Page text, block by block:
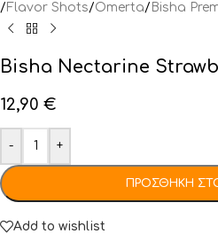
/Flavor Shots/Omerta/ Bisha
Bisha Nectarine
12,90 €
- +
ΠΡΟΣΘΉΚΗ
Add to wishlist